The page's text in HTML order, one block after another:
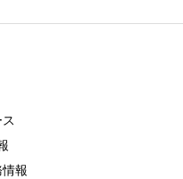
報